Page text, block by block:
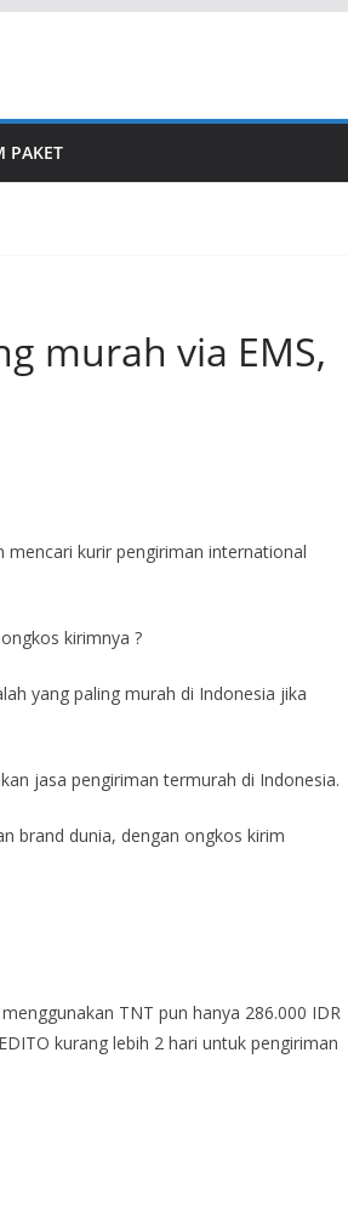
PAKET
murah via EMS,
mencari kurir pengiriman international
kirimnya ?
yang paling murah di Indonesia jika
jasa pengiriman termurah di Indonesia.
brand dunia, dengan ongkos kirim
TNT pun hanya 286.000 IDR
kurang lebih 2 hari untuk pengiriman